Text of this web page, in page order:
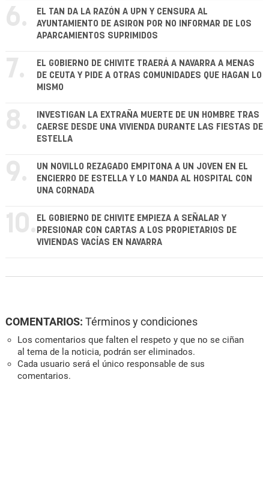
6.
EL TAN DA LA RAZÓN A UPN Y CENSURA AL
AYUNTAMIENTO DE ASIRON POR NO INFORMAR DE LOS
APARCAMIENTOS SUPRIMIDOS
7.
EL GOBIERNO DE CHIVITE TRAERÁ A NAVARRA A MENAS
DE CEUTA Y PIDE A OTRAS COMUNIDADES QUE HAGAN LO
MISMO
8.
INVESTIGAN LA EXTRAÑA MUERTE DE UN HOMBRE TRAS
CAERSE DESDE UNA VIVIENDA DURANTE LAS FIESTAS DE
ESTELLA
9.
UN NOVILLO REZAGADO EMPITONA A UN JOVEN EN EL
ENCIERRO DE ESTELLA Y LO MANDA AL HOSPITAL CON
UNA CORNADA
10. EL GOBIERNO DE CHIVITE EMPIEZA A SEÑALAR Y
PRESIONAR CON CARTAS A LOS PROPIETARIOS DE
VIVIENDAS VACÍAS EN NAVARRA
COMENTARIOS: Términos y condiciones
Los comentarios que falten el respeto y que no se ciñan
al tema de la noticia, podrán ser eliminados.
Cada usuario será el único responsable de sus
comentarios.